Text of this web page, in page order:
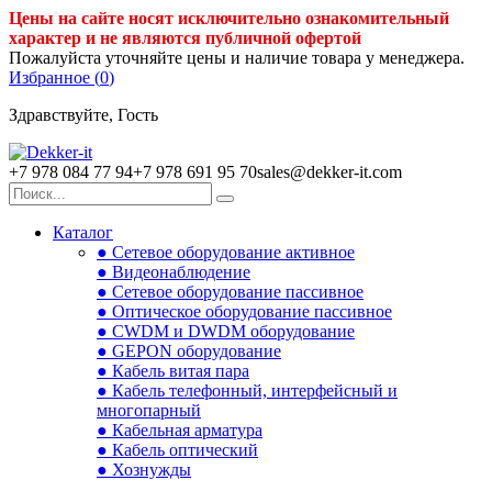
Цены на сайте носят исключительно ознакомительный
характер и не являются публичной офертой
Пожалуйста уточняйте цены и наличие товара у менеджера.
Избранное (0)
Здравствуйте, Гость
+7 978 084 77 94+7 978 691 95 70sales@dekker-it.com
Каталог
● Сетевое оборудование активное
● Видеонаблюдение
● Сетевое оборудование пассивное
● Оптическое оборудование пассивное
● CWDM и DWDM оборудование
● GEPON оборудование
● Кабель витая пара
● Кабель телефонный, интерфейсный и
многопарный
● Кабельная арматура
● Кабель оптический
● Хознужды